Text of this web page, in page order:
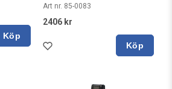
Köp
Art nr. 85-0083
2406 kr
Köp